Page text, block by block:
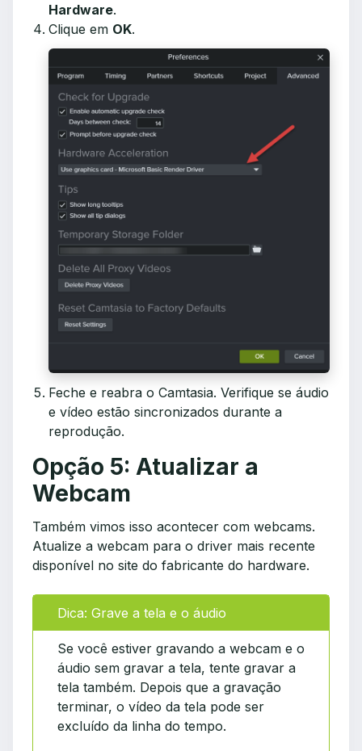
Hardware.
Clique em OK.
Feche e reabra o Camtasia. Verifique se áudio
e vídeo estão sincronizados durante a
reprodução.
Opção 5: Atualizar a
Webcam
Também vimos isso acontecer com webcams.
Atualize a webcam para o driver mais recente
disponível no site do fabricante do hardware.
Dica: Grave a tela e o áudio
Se você estiver gravando a webcam e o
áudio sem gravar a tela, tente gravar a
tela também. Depois que a gravação
terminar, o vídeo da tela pode ser
excluído da linha do tempo.